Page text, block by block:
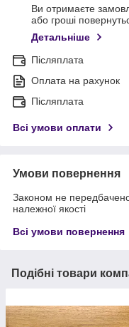
Ви отримаєте
або гроші
Детальніше
Післяплата
Оплата на рахунок
Післяплата
Всі умови оплати
Умови повернення
Законом не
належної якості
Всі умови повернення
Подібні товари